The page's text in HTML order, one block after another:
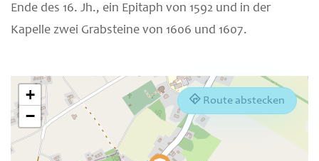
Ende des 16. Jh., ein Epitaph von 1592 und in der
Kapelle zwei Grabsteine von 1606 und 1607.
Route abstecken
+
−